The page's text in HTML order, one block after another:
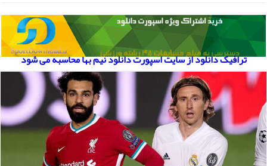
ترافیک دانلود از سایت اسپورت دانلود نیم بها محاسبه می شود